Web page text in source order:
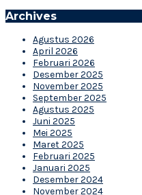
Archives
Agustus 2026
April 2026
Februari 2026
Desember 2025
November 2025
September 2025
Agustus 2025
Juni 2025
Mei 2025
Maret 2025
Februari 2025
Januari 2025
Desember 2024
November 2024